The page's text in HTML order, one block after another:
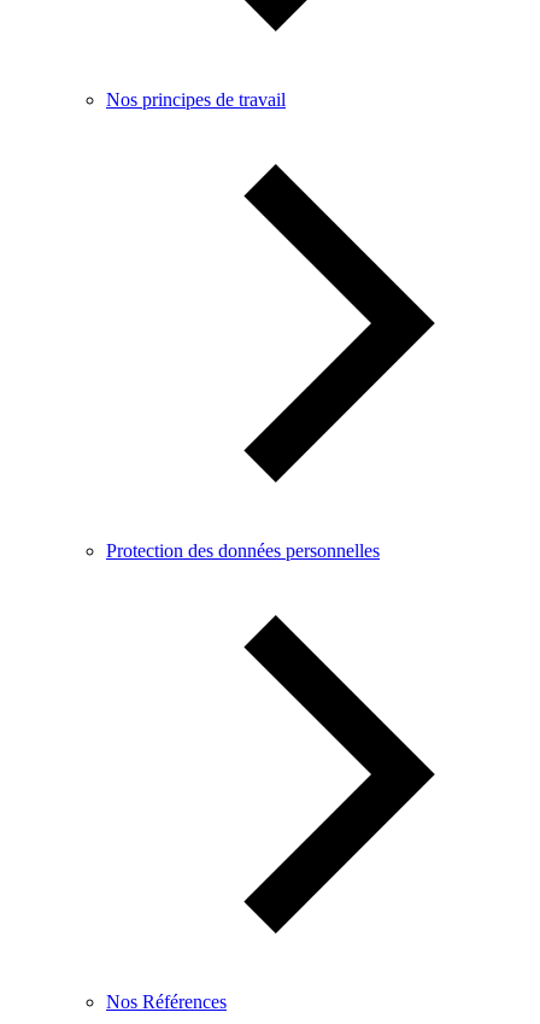
Nos principes de travail
Protection des données personnelles
Nos Références